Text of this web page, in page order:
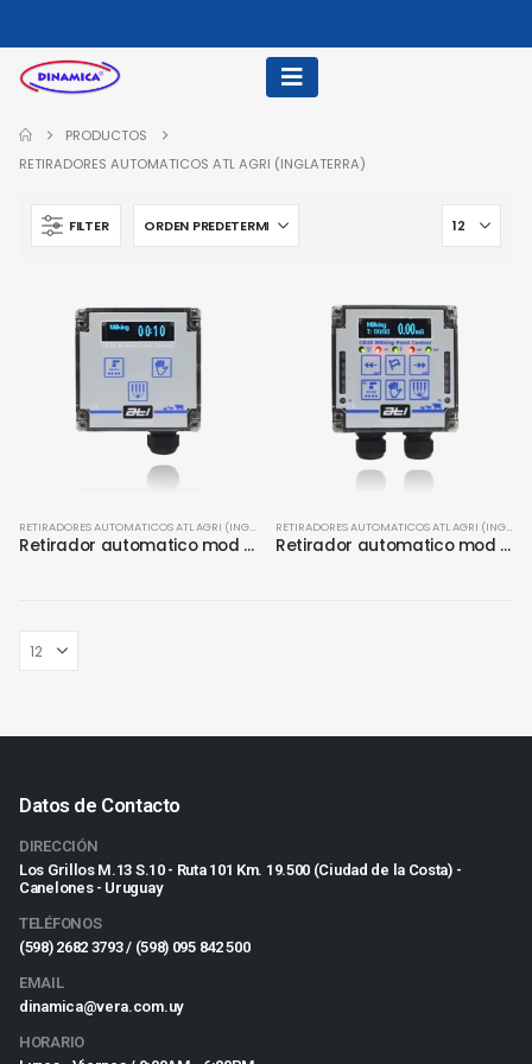
PRODUCTOS
RETIRADORES AUTOMATICOS ATL AGRI (INGLATERRA)
FILTER
Retirador automatico mod CR10 Retirador automatico mod CR35
Datos de Contacto
DIRECCIÓN
Los Grillos M.13 S.10 - Ruta 101 Km. 19.500 (Ciudad de la Costa) -
Canelones - Uruguay
TELÉFONOS
(598) 2682 3793 / (598) 095 842 500
EMAIL
dinamica@vera.com.uy
HORARIO